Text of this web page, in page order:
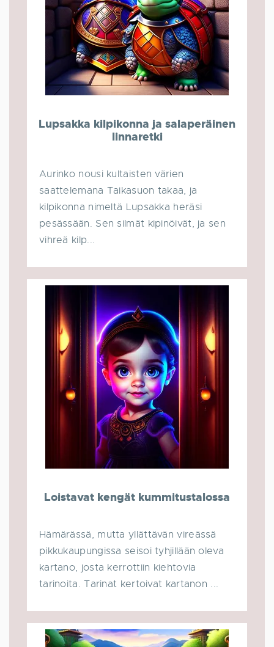
Lupsakka kilpikonna ja salaperäinen
linnaretki
Aurinko nousi kultaisten värien
saattelemana Taikasuon takaa, ja
kilpikonna nimeltä Lupsakka heräsi
pesässään. Sen silmät kipinöivät, ja sen
vihreä kilp...
Loistavat kengät kummitustalossa
Hämärässä, mutta yllättävän vireässä
pikkukaupungissa seisoi tyhjillään oleva
kartano, josta kerrottiin kiehtovia
tarinoita. Tarinat kertoivat kartanon ...